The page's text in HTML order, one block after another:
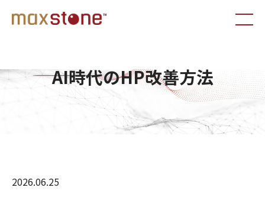
AI時代のHP改善方法
2026.06.25